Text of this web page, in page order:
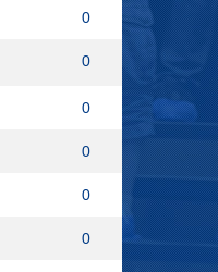
0
0
0
0
0
0